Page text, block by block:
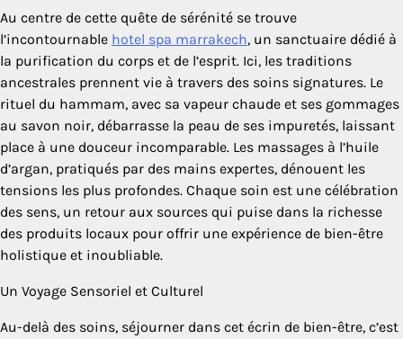
Au centre de cette quête de sérénité se trouve
l’incontournable hotel spa marrakech, un sanctuaire dédié à
la purification du corps et de l’esprit. Ici, les traditions
ancestrales prennent vie à travers des soins signatures. Le
rituel du hammam, avec sa vapeur chaude et ses gommages
au savon noir, débarrasse la peau de ses impuretés, laissant
place à une douceur incomparable. Les massages à l’huile
d’argan, pratiqués par des mains expertes, dénouent les
tensions les plus profondes. Chaque soin est une célébration
des sens, un retour aux sources qui puise dans la richesse
des produits locaux pour offrir une expérience de bien-être
holistique et inoubliable.
Un Voyage Sensoriel et Culturel
Au-delà des soins, séjourner dans cet écrin de bien-être, c’est